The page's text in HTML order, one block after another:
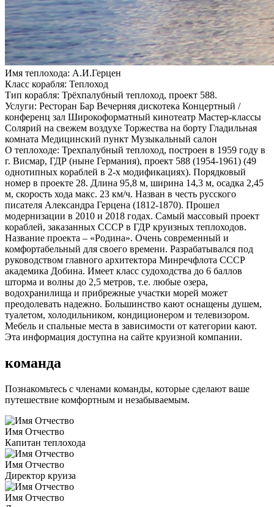
Имя теплохода: А.И.Герцен
Класс корабля: Теплоход
Тип корабля: Трёхпалубный теплоход, проект 588.
Услуги: Ресторан Бар Вечерняя дискотека Концертный /
конференц зал Широкоформатный кинотеатр Мастер-классы
Солярий на свежем воздухе Торжества на борту Гладильная
комната Медицинский пункт Музыкальный салон
О теплоходе: Трехпалубный теплоход, построен в 1959 году в
г. Висмар, ГДР (ныне Германия), проект 588 (1954-1961) (49
однотипных кораблей в 2-х модификациях). Порядковый
номер в проекте 28. Длина 95,8 м, ширина 14,3 м, осадка 2,45
м, скорость хода макс. 23 км/ч. Назван в честь русского
писателя Александра Герцена (1812-1870). Прошел
модернизации в 2010 и 2018 годах. Самый массовый проект
кораблей, заказанных СССР в ГДР круизных теплоходов.
Название проекта – «Родина». Очень современный и
комфортабельный для своего времени. Разрабатывался под
руководством главного архитектора Минречфлота СССР
академика Добина. Имеет класс судоходства до 6 баллов
шторма и волны до 2,5 метров, т.е. любые озера,
водохранилища и прибрежные участки морей может
преодолевать надежно. Большинство кают оснащены душем,
туалетом, холодильником, кондиционером и телевизором.
Мебель и спальные места в зависимости от категории кают.
Эта информация доступна на сайте круизной компании.
команда
Познакомьтесь с членами команды, которые сделают ваше
путешествие комфортным и незабываемым.
Имя Отчество
Капитан теплохода
Имя Отчество
Директор круиза
Имя Отчество